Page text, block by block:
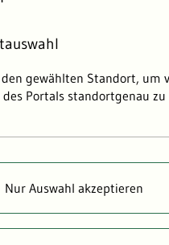
gewählten Standort, um
Portals standortgenau
Nur Auswahl akzeptieren